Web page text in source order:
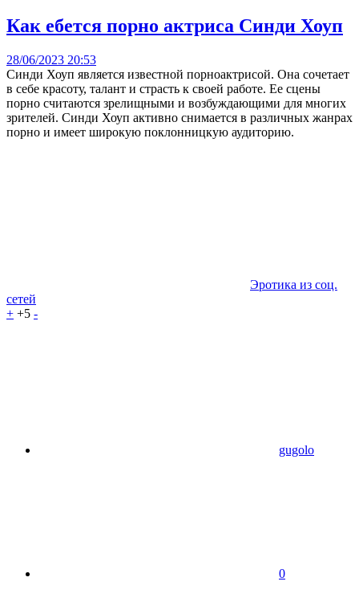
Как ебется порно актриса Синди Хоуп
28/06/2023 20:53
Синди Хоуп является известной порноактрисой. Она сочетает
в себе красоту, талант и страсть к своей работе. Ее сцены
порно считаются зрелищными и возбуждающими для многих
зрителей. Синди Хоуп активно снимается в различных жанрах
порно и имеет широкую поклонницкую аудиторию.
Эротика из соц.
сетей
+ +5 -
gugolo
0